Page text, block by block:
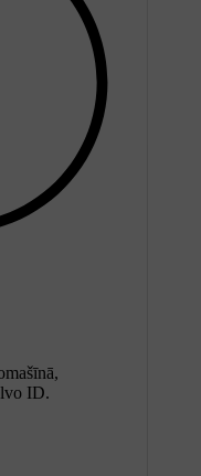
ID.